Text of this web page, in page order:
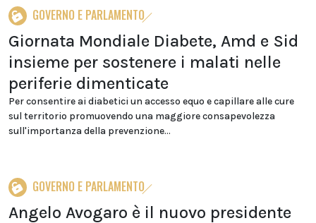
GOVERNO E PARLAMENTO
Giornata Mondiale Diabete, Amd e Sid
insieme per sostenere i malati nelle
periferie dimenticate
Per consentire ai diabetici un accesso equo e capillare alle cure
sul territorio promuovendo una maggiore consapevolezza
sull'importanza della prevenzione...
GOVERNO E PARLAMENTO
Angelo Avogaro è il nuovo presidente